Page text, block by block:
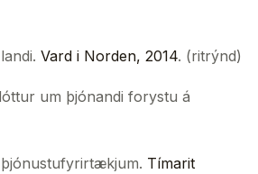
Vard i Norden, 2014. (ritrýnd)
um þjónandi forystu á
Tímarit